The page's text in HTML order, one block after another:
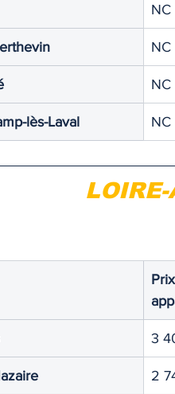
VIE PRATIQUE
NC
NC
NC
lès-Laval NC
3
2